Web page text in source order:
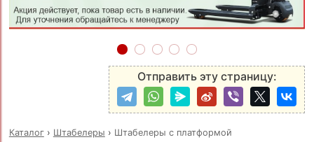
Отправить эту страницу:
Каталог› Штабелеры › Штабелеры с платформой